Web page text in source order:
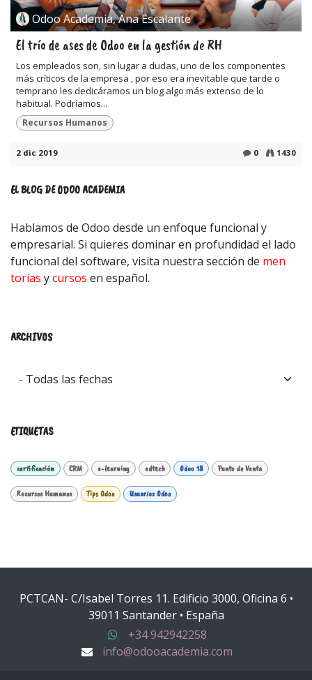
Odoo Academia, Ana Escalante
El trío de ases de Odoo en la gestión de RH
Los empleados son, sin lugar a dudas, uno de los componentes
más críticos de la empresa , por eso era inevitable que tarde o
temprano les dedicáramos un blog algo más extenso de lo
habitual. Podríamos...
Recursos Humanos
2 dic 2019 0 1430
EL BLOG DEODOO ACADEMIA
Hablamos de Odoo desde un enfoque funcional y
empresarial. Si quieres dominar en profundidad el lado
funcional del software, visita nuestra sección de men​
torías ycursos en español.
ARCHIVOS
ETIQUETAS
certificación CRM e-learning edtech Odoo 18 Punto de Venta
Recursos Humanos Tips Odoo Usuarios Odoo
PCTCAN- C/Isabel Torres 11. Edificio 3000, Oficina 6 •
39011 Santander • España
+34 942942258
info@odooacademia.com